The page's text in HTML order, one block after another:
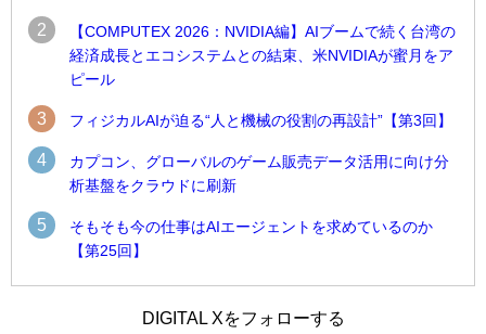
2
【COMPUTEX 2026：NVIDIA編】AIブームで続く台湾の
経済成長とエコシステムとの結束、米NVIDIAが蜜月をア
ピール
3 フィジカルAIが迫る“人と機械の役割の再設計”【第3回】
4
カプコン、グローバルのゲーム販売データ活用に向け分
析基盤をクラウドに刷新
5
そもそも今の仕事はAIエージェントを求めているのか
【第25回】
技術を使う抽出方法の研究開始
合基盤を本格稼働DIGITAL Xをフォローする